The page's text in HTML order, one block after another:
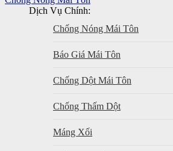
Dịch Vụ Chính:
Chống Nóng Mái Tôn
Báo Giá Mái Tôn
Chống Dột Mái Tôn
Chống Thấm Dột
Máng Xối